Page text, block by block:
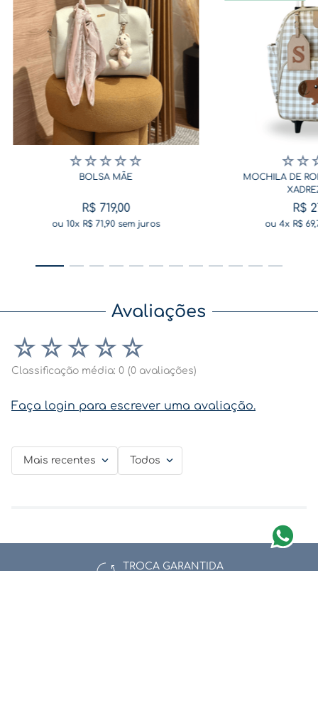
☆☆☆☆☆
BOLSA MÃE
R$ 719,00
ou10x R$ 71,90sem juros
☆☆
MOCHILA DE
R$
ou 4x R$ 69,
Avaliações
☆ ☆ ☆ ☆ ☆
Classificação média: 0 (0 avaliações)
Faça login para escrever uma avaliação.
Mais recentes Todos
TROCA GARANTIDA